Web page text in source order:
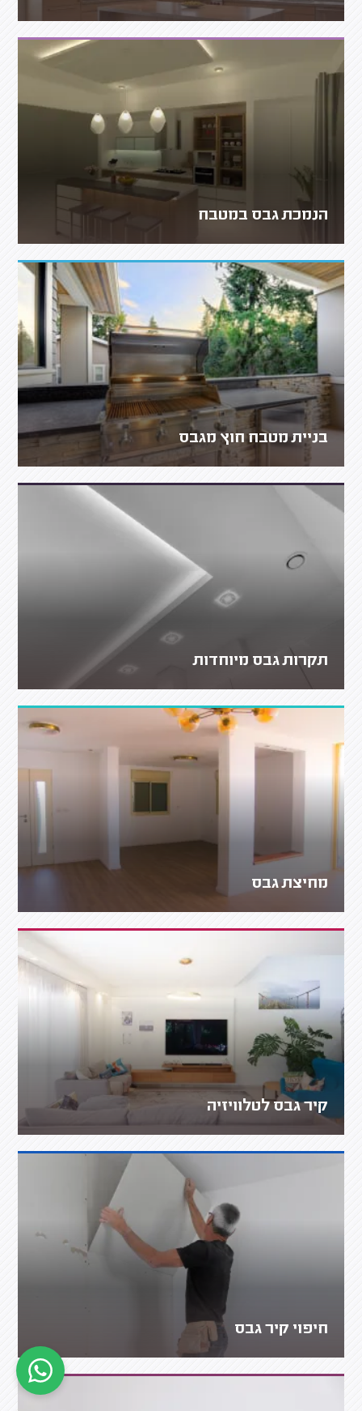
הנמכת גבס במטבח
בניית מטבח חוץ מגבס
תקרות גבס מיוחדות
מחיצת גבס
קיר גבס לטלוויזיה
חיפוי קיר גבס